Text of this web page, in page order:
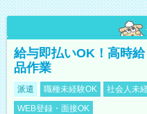
給与即払いOK！高時
品作業
派遣 職種未経験OK 社会人未
WEB登録・面接OK